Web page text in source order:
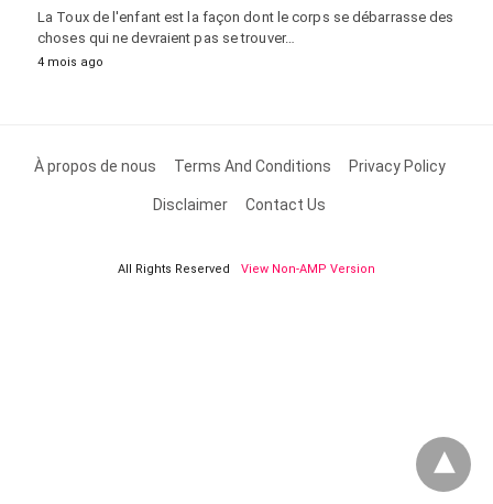
La Toux de l'enfant est la façon dont le corps se débarrasse des
choses qui ne devraient pas se trouver…
4 mois ago
À propos de nous Terms And Conditions Privacy Policy
Disclaimer Contact Us
All Rights Reserved View Non-AMP Version